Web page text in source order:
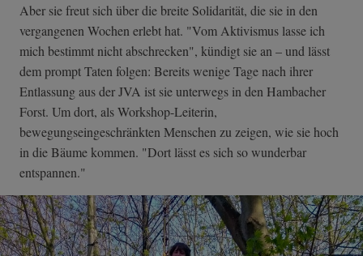
Aber sie freut sich über die breite Solidarität, die sie in den
vergangenen Wochen erlebt hat. "Vom Aktivismus lasse ich
mich bestimmt nicht abschrecken", kündigt sie an – und lässt
dem prompt Taten folgen: Bereits wenige Tage nach ihrer
Entlassung aus der JVA ist sie unterwegs in den Hambacher
Forst. Um dort, als Workshop-Leiterin,
bewegungseingeschränkten Menschen zu zeigen, wie sie hoch
in die Bäume kommen. "Dort lässt es sich so wunderbar
entspannen."